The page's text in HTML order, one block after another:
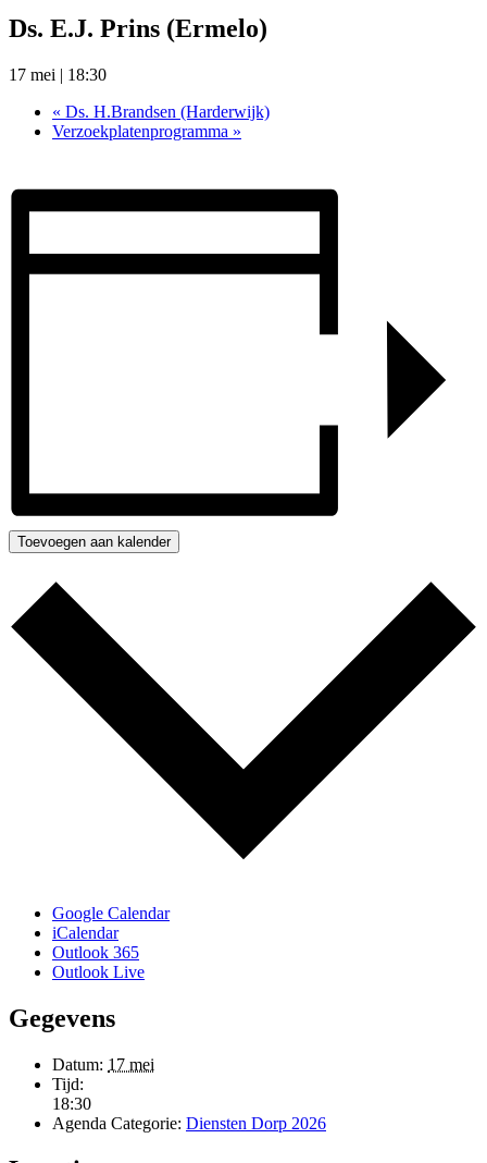
Ds. E.J. Prins (Ermelo)
17 mei | 18:30
« Ds. H.Brandsen (Harderwijk)
Verzoekplatenprogramma »
Toevoegen aan kalender
Google Calendar
iCalendar
Outlook 365
Outlook Live
Gegevens
Datum: 17 mei
Tijd:
18:30
Agenda Categorie: Diensten Dorp 2026